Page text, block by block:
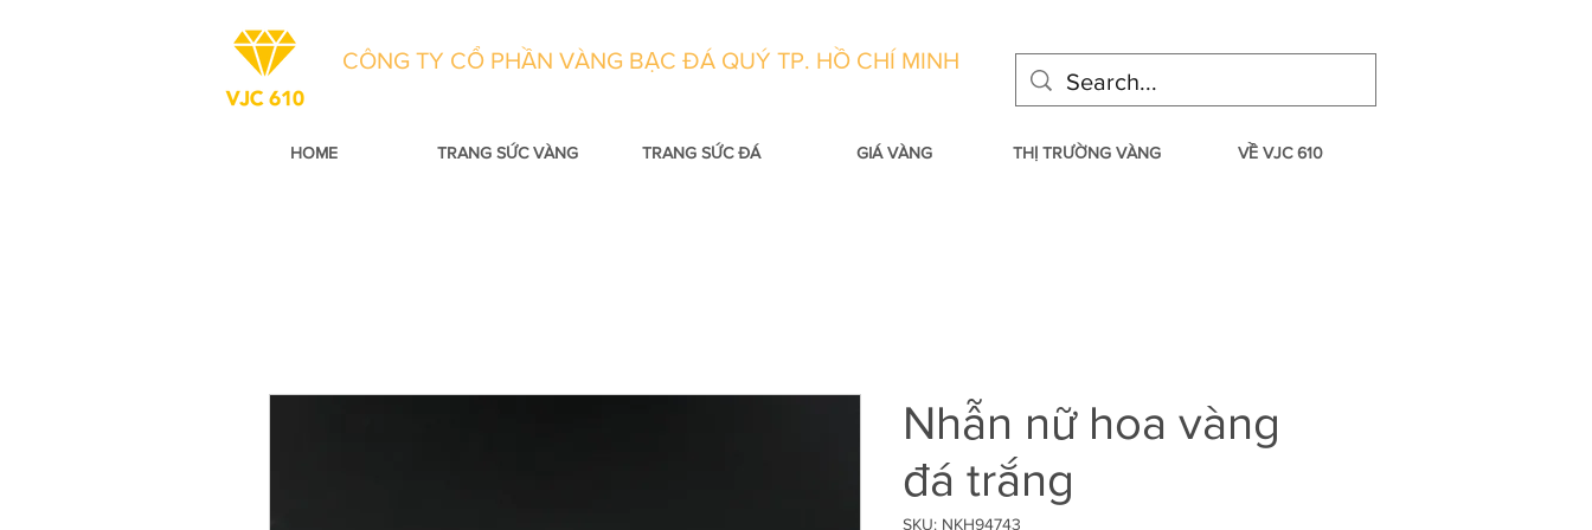
CÔNG TY CỔ PHẦN VÀNG BẠC ĐÁ QUÝ TP. HỒ CHÍ MINH
HOME TRANG SỨC VÀNG TRANG SỨC ĐÁ GIÁ VÀNG THỊ TRƯỜNG VÀNG VỀ VJC 610
Nhẫn nữ hoa vàng
đá trắng
SKU: NKH94743